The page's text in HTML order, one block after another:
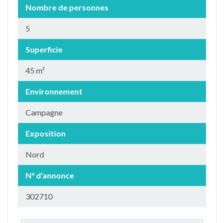
Nombre de personnes
5
Superficie
45 m²
Environnement
Campagne
Exposition
Nord
N° d'annonce
302710